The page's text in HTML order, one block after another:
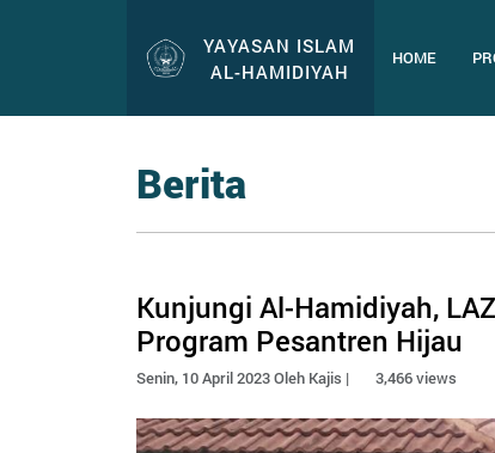
YAYASAN ISLAM
AL-HAMIDIYAH
HOME
Berita
Kunjungi Al-Hamidiyah,
Program Pesantren Hijau
Senin, 10 April 2023 Oleh Kajis | 3,466 views